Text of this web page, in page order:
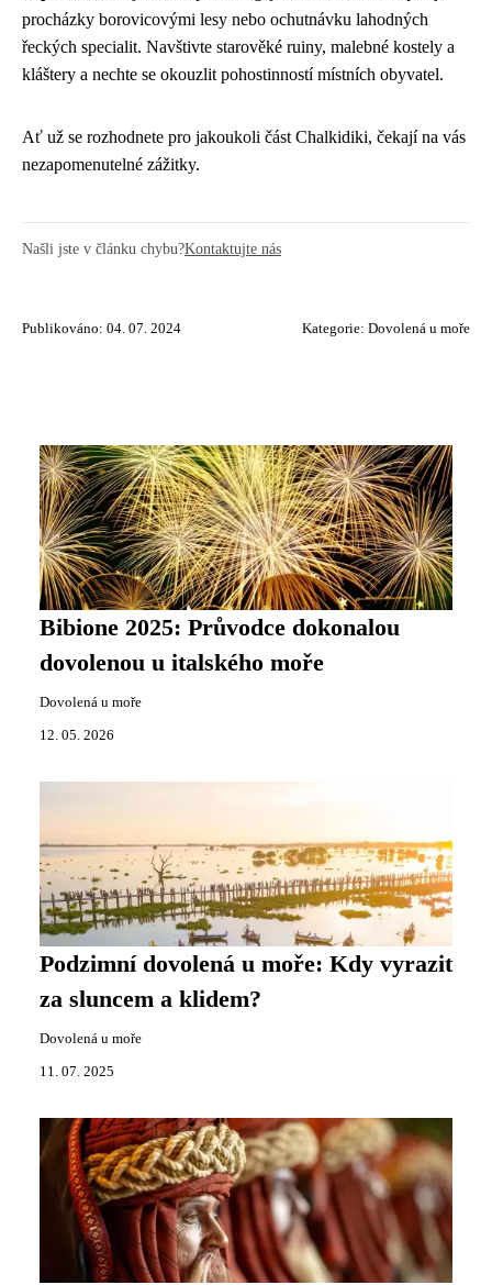
procházky borovicovými lesy nebo ochutnávku lahodných
řeckých specialit. Navštivte starověké ruiny, malebné kostely a
kláštery a nechte se okouzlit pohostinností místních obyvatel.
Ať už se rozhodnete pro jakoukoli část Chalkidiki, čekají na vás
nezapomenutelné zážitky.
Našli jste v článku chybu?Kontaktujte nás
Publikováno: 04. 07. 2024 Kategorie: Dovolená u moře
Bibione 2025: Průvodce dokonalou
dovolenou u italského moře
Dovolená u moře
12. 05. 2026
Podzimní dovolená u moře: Kdy vyrazit
za sluncem a klidem?
Dovolená u moře
11. 07. 2025